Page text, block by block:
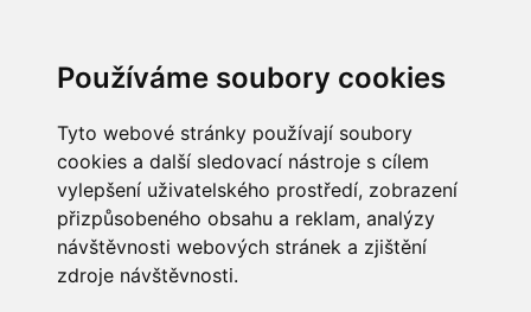
Používáme soubory cookies
Tyto webové stránky používají soubory
cookies a další sledovací nástroje s cílem
vylepšení uživatelského prostředí, zobrazení
přizpůsobeného obsahu a reklam, analýzy
návštěvnosti webových stránek a zjištění
zdroje návštěvnosti.